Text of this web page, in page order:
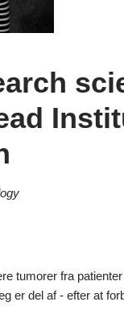
tumorer fra
er del af - efter at